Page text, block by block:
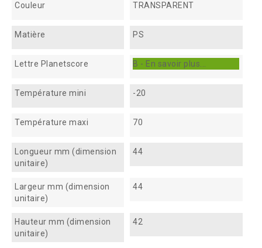
Couleur TRANSPARENT
Matière PS
Lettre Planetscore B - En savoir plus...
Température mini -20
Température maxi 70
Longueur mm (dimension
unitaire)
44
Largeur mm (dimension
unitaire)
44
Hauteur mm (dimension
unitaire)
42